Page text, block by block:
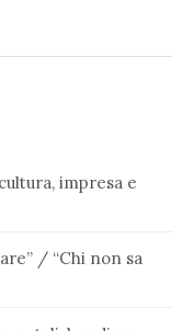
impresa e
/ “Chi non sa